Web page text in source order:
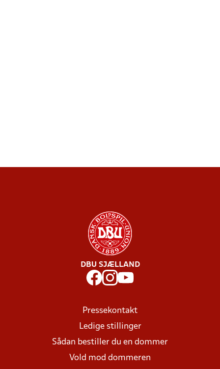
DBU SJÆLLAND
Pressekontakt
Ledige stillinger
Sådan bestiller du en dommer
Vold mod dommeren